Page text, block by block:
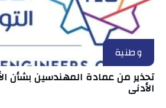
وطنية
تحذير من عمادة المهندسين بشأن
الأدنى